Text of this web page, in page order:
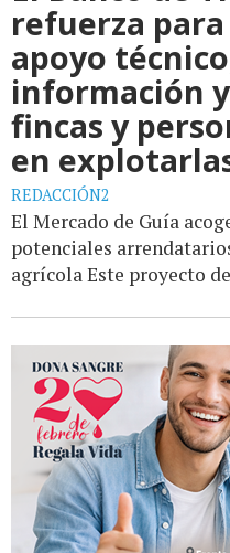
refuerza
apoyo
información
fincas y
en
REDACCIÓN2
El Mercado de Guía
potenciales
agrícola Este proyecto